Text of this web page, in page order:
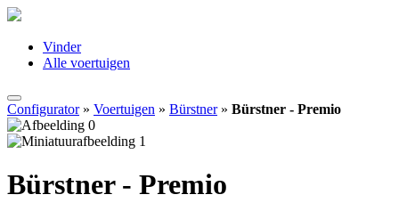
Vinder
Alle voertuigen
Configurator» Voertuigen » Bürstner» Bürstner - Premio
Bürstner - Premio